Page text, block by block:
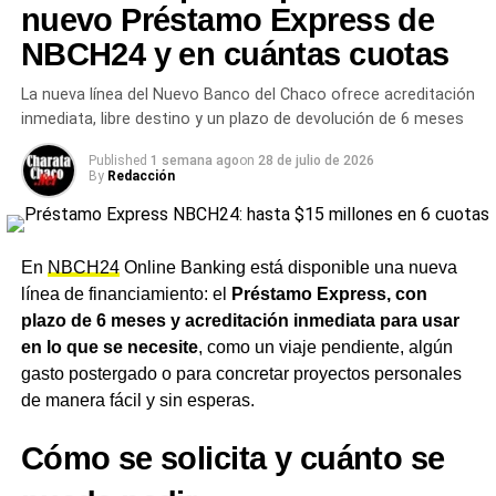
Sin intereses ni costos
adicionales
Las compras realizadas con Adelanto Chaco 24 no tienen
intereses y se pueden hacer en comercios de todos los
rubros, comosupermercados, almacenes, estaciones
de servicio, restaurantes, farmacias e indumentaria,
entre otros.Para la red de comercios, la operación
funciona exactamente igual que cualquier venta con
tarjeta de débito, sin necesidad de realizar ninguna
acción o trámite adicional. El servicio no tiene costos
adicionales, comisiones ni intereses, y puede utilizarse
en cualquier comercio que opere con la tarjeta de débito
Chaco 24.
el día a día
nuevo Préstamo Express de
NBCH24 y en cuántas cuotas
La nueva línea del Nuevo Banco del Chaco ofrece acreditación
inmediata, libre destino y un plazo de devolución de 6 meses
Published 1 semana agoon 28 de julio de 2026
By Redacción
En NBCH24Online Banking está disponible una nueva
línea de financiamiento: el
Préstamo Express, con
plazo de 6 meses y acreditación inmediata para usar
en lo que se necesite, como un viaje pendiente, algún
gasto postergado o para concretar proyectos personales
de manera fácil y sin esperas.
Cómo se solicita y cuánto se